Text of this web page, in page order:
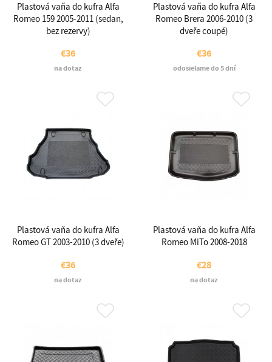
Plastová vaňa do kufra Alfa
Romeo 159 2005-2011 (sedan,
bez rezervy)
€36
na dotaz
Plastová vaňa do kufra Alfa
Romeo Brera 2006-2010 (3
dveře coupé)
€36
odosielame do 5 dní
Plastová vaňa do kufra Alfa
Romeo GT 2003-2010 (3 dveře)
€36
na dotaz
Plastová vaňa do kufra Alfa
Romeo MiTo 2008-2018
€28
na dotaz